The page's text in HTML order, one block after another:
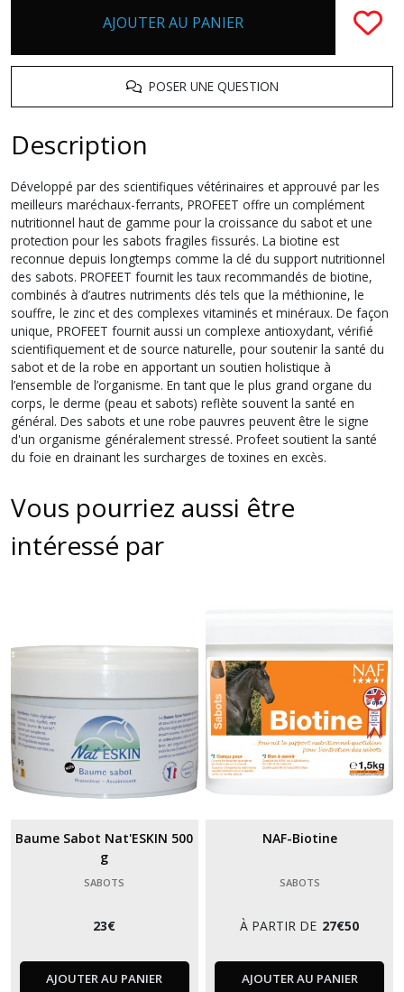
AJOUTER AU PANIER
POSER UNE QUESTION
Description
Développé par des scientifiques vétérinaires et approuvé par les
meilleurs maréchaux-ferrants, PROFEET offre un complément
nutritionnel haut de gamme pour la croissance du sabot et une
protection pour les sabots fragiles fissurés. La biotine est
reconnue depuis longtemps comme la clé du support nutritionnel
des sabots. PROFEET fournit les taux recommandés de biotine,
combinés à d’autres nutriments clés tels que la méthionine, le
souffre, le zinc et des complexes vitaminés et minéraux. De façon
unique, PROFEET fournit aussi un complexe antioxydant, vérifié
scientifiquement et de source naturelle, pour soutenir la santé du
sabot et de la robe en apportant un soutien holistique à
l’ensemble de l’organisme. En tant que le plus grand organe du
corps, le derme (peau et sabots) reflète souvent la santé en
général. Des sabots et une robe pauvres peuvent être le signe
d'un organisme généralement stressé. Profeet soutient la santé
du foie en drainant les surcharges de toxines en excès.
Vous pourriez aussi être
intéressé par
Baume Sabot Nat'ESKIN 500
g
SABOTS
23€
AJOUTER AU PANIER
NAF-Biotine
SABOTS
À PARTIR DE 27€50
AJOUTER AU PANIER